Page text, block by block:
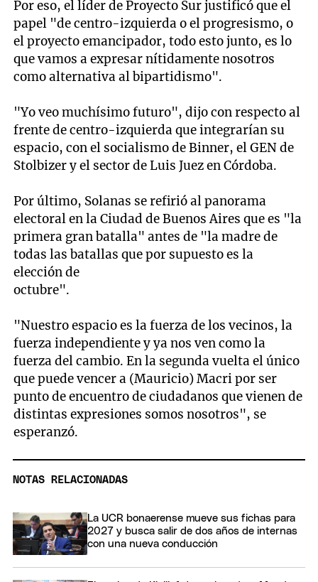
Por eso, el líder de Proyecto Sur justificó que el
papel "de centro-izquierda o el progresismo, o
el proyecto emancipador, todo esto junto, es lo
que vamos a expresar nítidamente nosotros
como alternativa al bipartidismo".
"Yo veo muchísimo futuro", dijo con respecto al
frente de centro-izquierda que integrarían su
espacio, con el socialismo de Binner, el GEN de
Stolbizer y el sector de Luis Juez en Córdoba.
Por último, Solanas se refirió al panorama
electoral en la Ciudad de Buenos Aires que es "la
primera gran batalla" antes de "la madre de
todas las batallas que por supuesto es la
elección de
octubre".
"Nuestro espacio es la fuerza de los vecinos, la
fuerza independiente y ya nos ven como la
fuerza del cambio. En la segunda vuelta el único
que puede vencer a (Mauricio) Macri por ser
punto de encuentro de ciudadanos que vienen de
distintas expresiones somos nosotros", se
esperanzó.
NOTAS RELACIONADAS
La UCR bonaerense mueve sus fichas para
2027 y busca salir de dos años de internas
con una nueva conducción